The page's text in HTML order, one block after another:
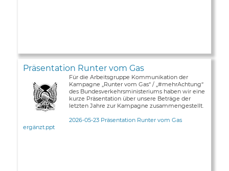
Präsentation Runter vom Gas
Für die Arbeitsgruppe Kommunikation der
Kampagne „Runter vom Gas“ / „#mehrAchtung“
des Bundesverkehrsministeriums haben wir eine
kurze Präsentation über unsere Beträge der
letzten Jahre zur Kampagne zusammengestellt.
2026-05-23 Präsentation Runter vom Gas
ergänzt.ppt